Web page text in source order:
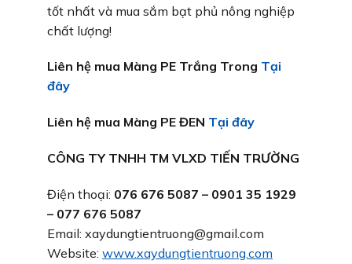
tốt nhất và mua sắm bạt phủ nông nghiệp
chất lượng!
Liên hệ mua Màng PE Trắng Trong Tại
đây
Liên hệ mua Màng PE ĐEN Tại đây
CÔNG TY TNHH TM VLXD TIẾN TRƯỜNG
Điện thoại: 076 676 5087 – 0901 35 1929
– 077 676 5087
Email: xaydungtientruong@gmail.com
Website: www.xaydungtientruong.com